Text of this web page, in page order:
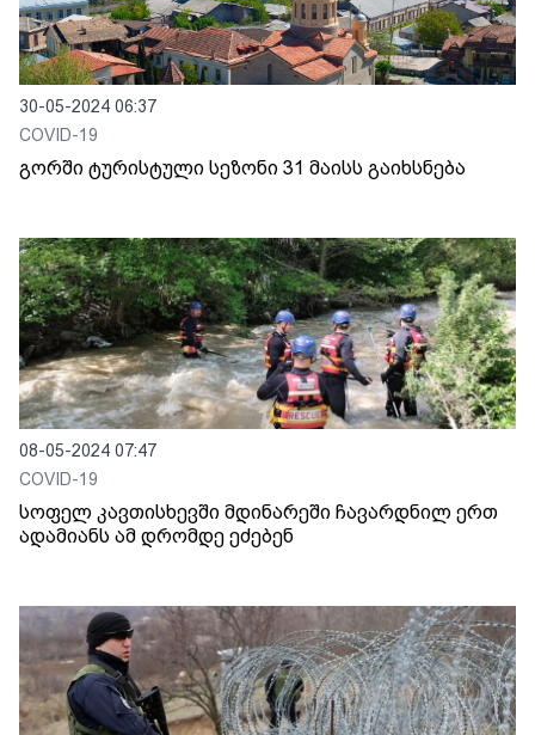
30-05-2024 06:37
COVID-19
გორში ტურისტული სეზონი 31 მაისს გაიხსნება
08-05-2024 07:47
COVID-19
სოფელ კავთისხევში მდინარეში ჩავარდნილ ერთ
ადამიანს ამ დრომდე ეძებენ